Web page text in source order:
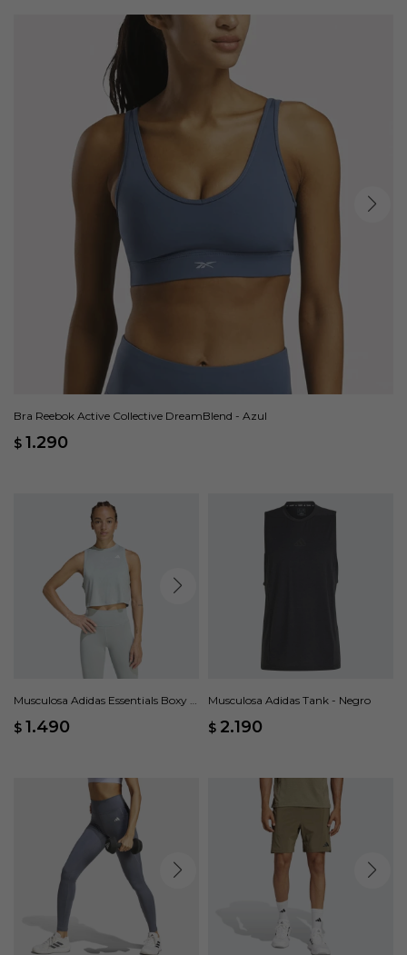
Bra Reebok Active Collective DreamBlend - Azul
$ 1.290
Musculosa Adidas Essentials Boxy -
$ 1.490
Musculosa Adidas Tank - Negro
$ 2.190